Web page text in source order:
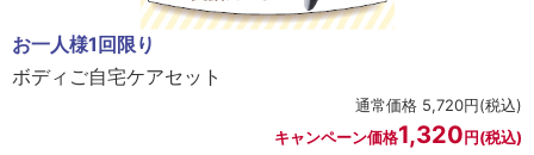
お一人様1回限り
ボディご自宅ケアセット
通常価格 5,720円(税込)
キャンペーン価格1,320円(税込)